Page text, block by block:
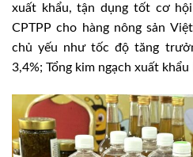
xuất khẩu, tận dụng tốt cơ
CPTPP cho hàng nông sản
chủ yếu như tốc độ tăng
3,4%; Tổng kim ngạch xuất